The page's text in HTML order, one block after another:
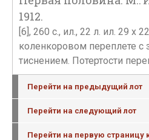
1912.
[6], 260 с., ил., 22 л. ил. 29 х
коленкоровом переплете
тиснением. Потертости
Перейти на предыдущий лот
Перейти на следующий лот
Перейти на первую страницу